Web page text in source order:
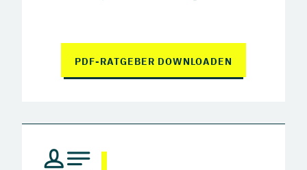
PDF-RATGEBER DOWNLOADEN